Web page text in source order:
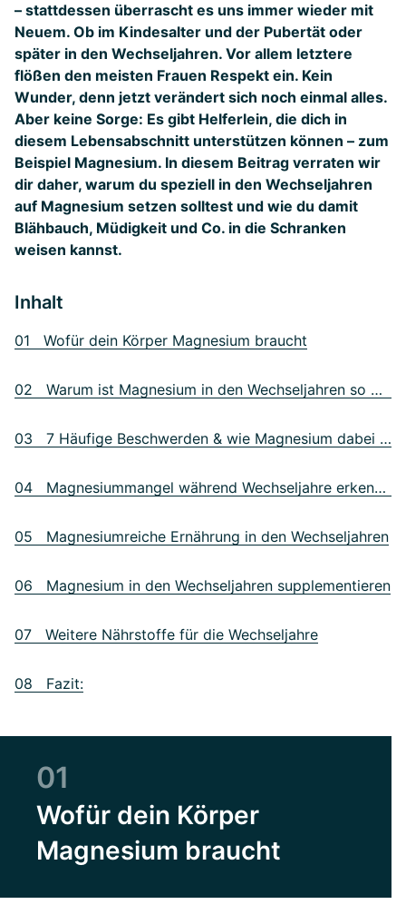
– stattdessen überrascht es uns immer wieder mit
Neuem. Ob im Kindesalter und der Pubertät oder
später in den Wechseljahren. Vor allem letztere
flößen den meisten Frauen Respekt ein. Kein
Wunder, denn jetzt verändert sich noch einmal alles.
Aber keine Sorge: Es gibt Helferlein, die dich in
diesem Lebensabschnitt unterstützen können – zum
Beispiel Magnesium. In diesem Beitrag verraten wir
dir daher, warum du speziell in den Wechseljahren
auf Magnesium setzen solltest und wie du damit
Blähbauch, Müdigkeit und Co. in die Schranken
weisen kannst.
Inhalt
01 Wofür dein Körper Magnesium braucht
02 Warum ist Magnesium in den Wechseljahren so wichtig?
03 7 Häufige Beschwerden & wie Magnesium dabei unterstützen kann
04 Magnesiummangel während Wechseljahre erkennen
05 Magnesiumreiche Ernährung in den Wechseljahren
06 Magnesium in den Wechseljahren supplementieren
07 Weitere Nährstoffe für die Wechseljahre
08 Fazit:
01
Wofür dein Körper
Magnesium braucht